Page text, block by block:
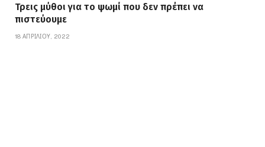
Τρεις μύθοι για το ψωμί που δεν πρέπει να
πιστεύουμε
18 ΑΠΡΙΛΊΟΥ, 2022